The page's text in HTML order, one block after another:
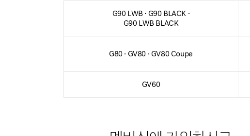
G90 LWB · G90 BLACK ·
G90 LWB BLACK
G80 · GV80 · GV80 Coupe
GV60